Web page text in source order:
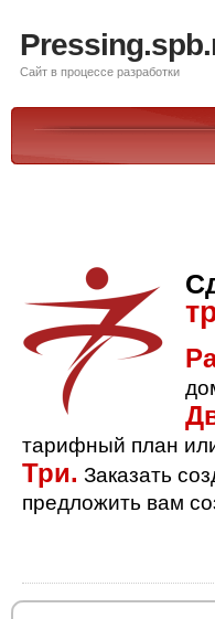
Сайт в процессе разработки
тарифный план
Три. Заказать
предложить вам